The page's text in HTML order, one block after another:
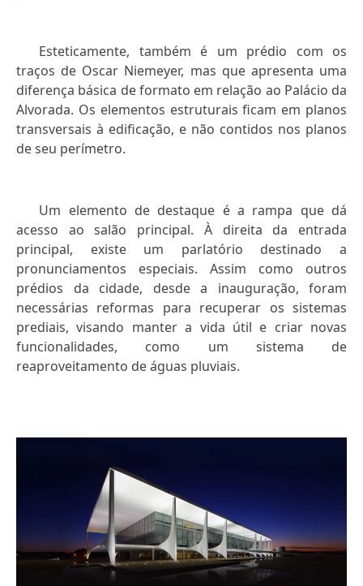
Esteticamente, também é um prédio com os
traços de Oscar Niemeyer, mas que apresenta uma
diferença básica de formato em relação ao Palácio da
Alvorada. Os elementos estruturais ficam em planos
transversais à edificação, e não contidos nos planos
de seu perímetro.
Um elemento de destaque é a rampa que dá
acesso ao salão principal. À direita da entrada
principal, existe um parlatório destinado a
pronunciamentos especiais. Assim como outros
prédios da cidade, desde a inauguração, foram
necessárias reformas para recuperar os sistemas
prediais, visando manter a vida útil e criar novas
funcionalidades, como um sistema de
reaproveitamento de águas pluviais.